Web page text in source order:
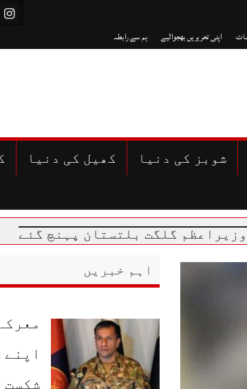
اپنی تحریریں بھجوائیے ہم سے رابطہ
شوبز کی دنیا کھیل کی دنیا
بلتستان پہنچ گئے
اہم خبریں
شکست